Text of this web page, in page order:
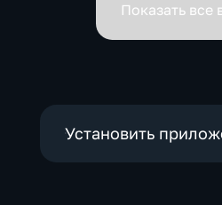
Показать все
Установить